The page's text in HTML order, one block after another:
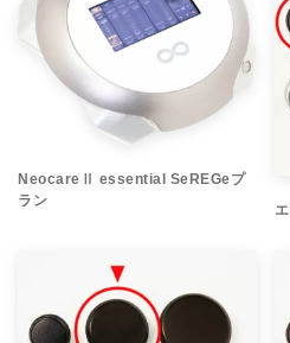
NeocareⅡ essential SeREGeプ
ラン